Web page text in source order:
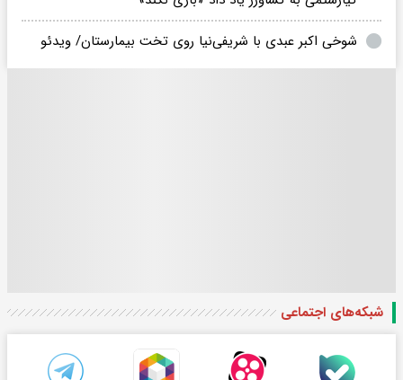
شوخی اکبر عبدی با شریفی‌نیا روی تخت بیمارستان/ ویدئو
شبکه‌های اجتماعی